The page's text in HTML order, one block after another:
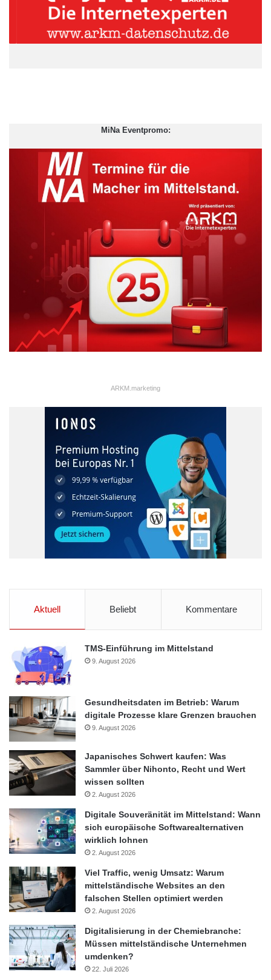
der Zustand von Brücken mit Hilfe von
Sensornetzwerken überwachen lässt.
Foto: Fraunhofer LBF
Schwingungen entkoppelt. Das neuartige Motorlager basiert auf
weiteres Beispiel für die zahlreichen Einsatzmöglichkeiten
adaptronischer Lösungen ist die Strukturüberwachung. Hier
setzen die Darmstädter Wissenschaftler Sensornetzwerke ein,
um den Zustand von Brücken zu überwachen. Ein immer
aktueller werdendes Thema angesichts der bundesweiten
Diskussion über den baulichen Niedergang zahlreicher Straßen-
und Eisenbahnbrücken.
ARKM.marketing
Das LOEWE-Zentrum AdRIA ist eines von zehn LOEWE-
Zentren des Landes Hessen. Wissenschaftler des Fraunhofer
Darmstadt arbeiten an wissenschaftlich-technologischen
schädlichen Schwingungen als auch von Schallabstrahlung und
Lärm sowie die Zustandsüberwachung von Leichtbaustrukturen,
Maschinen und Bauwerken.
Entwicklungskette adaptronischer Systeme, von der Material-
und Komponentenentwicklung über die Systemintegration und
Fertigung bis zur Anwendung und dem Technologietransfer. Es
verknüpft als einzige Einrichtung ihrer Art in Deutschland
grundlagen- und anwendungsorientierte Forschungskompetenz
der Adaptronik. Industriellen Partnern aus unterschiedlichen
Anwendungsbereichen und Branchen, wie beispielsweise dem
Maschinen- und Anlagenbau, der Energietechnik oder dem
Automobil-, Schiff- und Schienenfahrzeugbau, der Luft- und
Raumfahrttechnik sowie dem Bauwesen und der
ganzheitlich maßgeschneiderte Lösungen zu entwickeln.
Adaptronik AdRIA
Forschungs- und Entwicklungsbereich
Forschungseinrichtungen
MiNa Eventpromo:
ARKM.marketing
Aktuell Beliebt Kommentare
TMS-Einführung im Mittelstand
9. August 2026
Gesundheitsdaten im Betrieb: Warum
digitale Prozesse klare Grenzen brauchen
9. August 2026
Japanisches Schwert kaufen: Was
Sammler über Nihonto, Recht und Wert
wissen sollten
2. August 2026
Digitale Souveränität im Mittelstand: Wann
sich europäische Softwarealternativen
wirklich lohnen
2. August 2026
Viel Traffic, wenig Umsatz: Warum
mittelständische Websites an den
falschen Stellen optimiert werden
2. August 2026
Digitalisierung in der Chemiebranche:
Müssen mittelständische Unternehmen
umdenken?
22. Juli 2026